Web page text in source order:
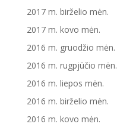
2017 m. birželio mėn.
2017 m. kovo mėn.
2016 m. gruodžio mėn.
2016 m. rugpjūčio mėn.
2016 m. liepos mėn.
2016 m. birželio mėn.
2016 m. kovo mėn.